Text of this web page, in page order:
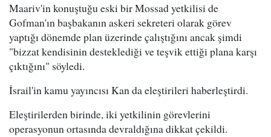
Maariv'in konuştuğu eski bir Mossad yetkilisi de
Gofman'ın başbakanın askeri sekreteri olarak görev
yaptığı dönemde plan üzerinde çalıştığını ancak şimdi
"bizzat kendisinin desteklediği ve teşvik ettiği plana karşı
çıktığını" söyledi.
İsrail'in kamu yayıncısı Kan da eleştirileri haberleştirdi.
Eleştirilerden birinde, iki yetkilinin görevlerini
operasyonun ortasında devraldığına dikkat çekildi.